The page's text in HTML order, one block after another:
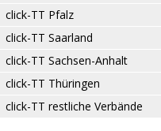
click-TT Pfalz
click-TT Saarland
click-TT Sachsen-Anhalt
click-TT Thüringen
click-TT restliche Verbände